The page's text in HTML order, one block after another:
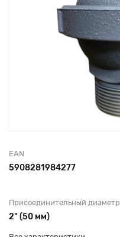
EAN
5908281984277
Присоединительный диаметр
2" (50 мм)